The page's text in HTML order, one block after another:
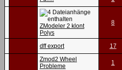
ZModeler 2 klont
Polys
8
dff export 17
Zmod2 Wheel
Probleme
1